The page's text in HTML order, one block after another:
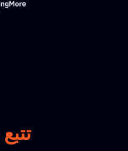
3CQ تتبع